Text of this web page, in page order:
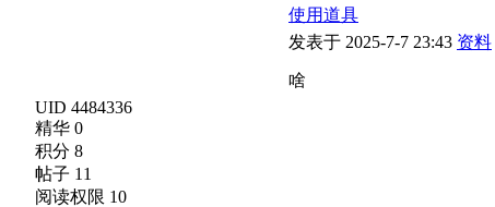
UID 4484336
精华 0
积分 8
帖子 11
阅读权限 10
使用道具
发表于 2025-7-7 23:43 资料
啥